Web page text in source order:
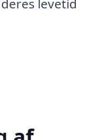
levetid